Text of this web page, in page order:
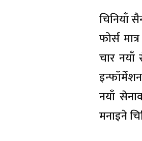
चिनियाँ
फोर्स
चार नयाँ
नयाँ
मनाइने